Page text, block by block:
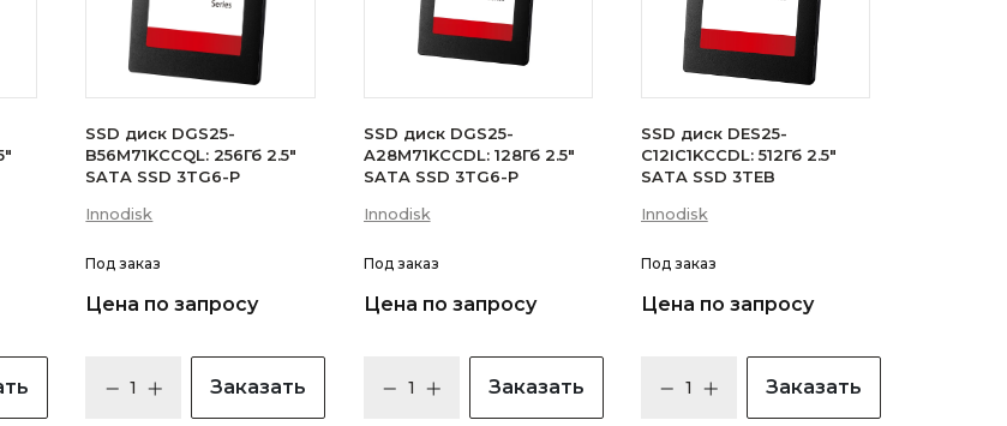
SSD диск DGS25-
B56M71KCCQL: 256Гб 2.5"
SATA SSD 3TG6-P
Innodisk
Под заказ
Цена по запросу
Заказать
SSD диск DGS25-
A28M71KCCDL: 128Гб 2.5"
SATA SSD 3TG6-P
Innodisk
Под заказ
Цена по запросу
Заказать
SSD диск DES25-
C12IC1KCCDL: 512Гб 2.5"
SATA SSD 3TEB
Innodisk
Под заказ
Цена по запросу
Заказать